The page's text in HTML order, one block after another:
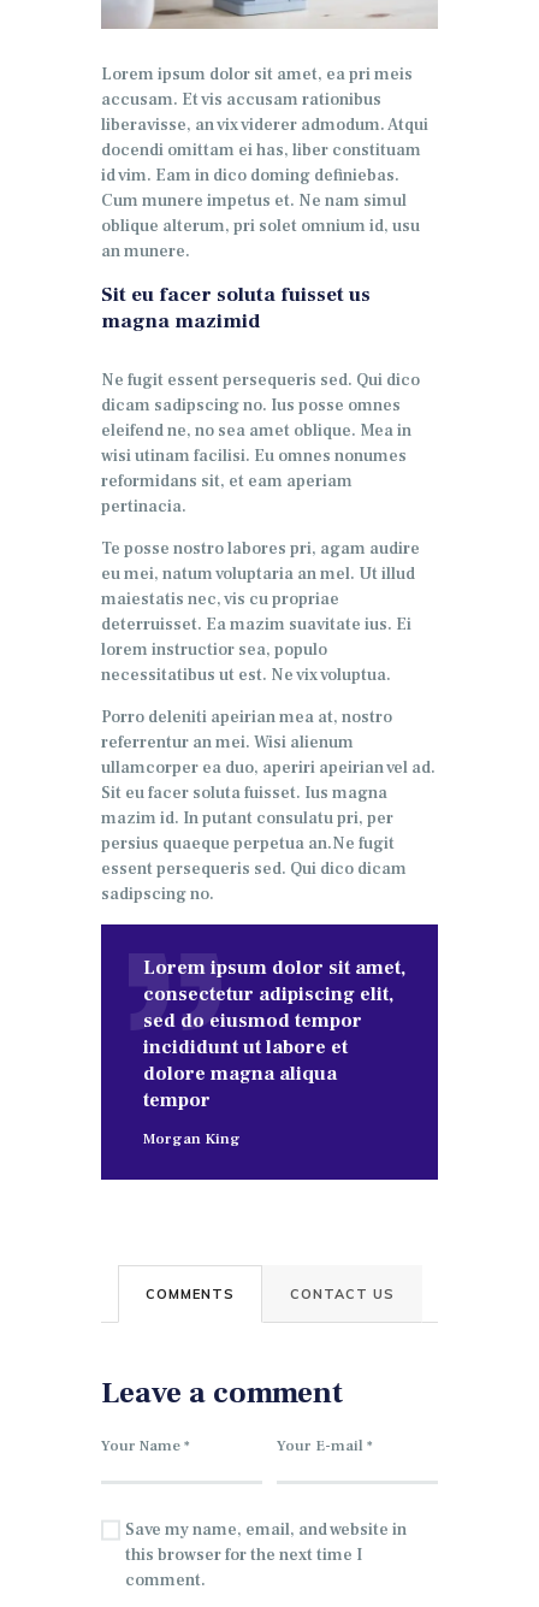
Lorem ipsum dolor sit amet, ea pri meis
accusam. Et vis accusam rationibus
liberavisse, an vix viderer admodum. Atqui
docendi omittam ei has, liber constituam
id vim. Eam in dico doming definiebas.
Cum munere impetus et. Ne nam simul
oblique alterum, pri solet omnium id, usu
an munere.
Sit eu facer soluta fuisset us
magna mazimid
Ne fugit essent persequeris sed. Qui dico
dicam sadipscing no. Ius posse omnes
eleifend ne, no sea amet oblique. Mea in
wisi utinam facilisi. Eu omnes nonumes
reformidans sit, et eam aperiam
pertinacia.
Te posse nostro labores pri, agam audire
eu mei, natum voluptaria an mel. Ut illud
maiestatis nec, vis cu propriae
deterruisset. Ea mazim suavitate ius. Ei
lorem instructior sea, populo
necessitatibus ut est. Ne vix voluptua.
Porro deleniti apeirian mea at, nostro
referrentur an mei. Wisi alienum
ullamcorper ea duo, aperiri apeirian vel ad.
Sit eu facer soluta fuisset. Ius magna
mazim id. In putant consulatu pri, per
persius quaeque perpetua an.Ne fugit
essent persequeris sed. Qui dico dicam
sadipscing no.
Lorem ipsum dolor sit amet,
consectetur adipiscing elit,
sed do eiusmod tempor
incididunt ut labore et
dolore magna aliqua
tempor
Morgan King
COMMENTS CONTACT US
Leave a comment
Save my name, email, and website in
this browser for the next time I
comment.